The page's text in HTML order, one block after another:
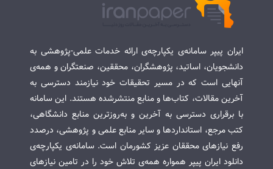
ایران پیپر سامانه‌ی یکپارچه‌ی ارائه خدمات علمی-پژوهشی به
دانشجویان، اساتید، پژوهشگران، محققین، صنعتگران و همه‌ی
آنهایی است که در مسیر تحقیقات خود نیازمند دسترسی به
آخرین مقالات، کتاب‌ها و منابع منتشرشده هستند. این سامانه
با برقراری دسترسی به آخرین و به‌روزترین منابع دانشگاهی،
کتب مرجع، استانداردها و سایر منابع علمی و پژوهشی، درصدد
رفع نیازهای محققان عزیز کشورمان است. سامانه‌ی یکپارچه‌ی
دانلود ایران پیپر همواره همه‌ی تلاش خود را در تامین نیازهای